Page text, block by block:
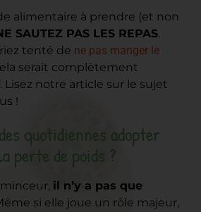
alimentaire à prendre (et non
SAUTEZ PAS LES REPAS.
tenté de ne pas manger le
serait complètement
notre article sur le sujet
!
quotidiennes adopter
perte de poids ?
il n’y a pas que
si elle joue un rôle majeur,